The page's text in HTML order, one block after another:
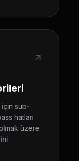
için sub-
hatları
üzere